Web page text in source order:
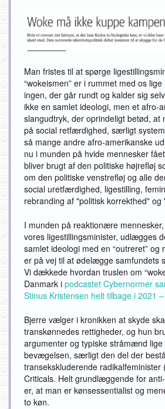
Man fristes til at spørge
“wokeismen” er i rummet med os
ingen, der går rundt og kalder sig
ikke en samlet ideologi, men et afro-
slangudtryk, der oprindeligt betød,
på social retfærdighed, særligt
så mange andre afro-amerikanske
nu i munden på hvide mennesker
bliver brugt af den politiske højrefløj
om den politiske venstrefløj og alle
social uretfærdighed, ligestilling,
rebranding af "politisk korrekthed"
I munden på reaktionære
vores ligestillingsminister, udlægges
samlet ideologi med en “outreret” og
er på vej til at ødelægge samfundets
Vi dækkede hvordan truslen om
Danmark i podcastet Cybernormer
Stinus Kristensen helt tilbage i 2021
Bjerre vælger i kronikken at skyde
transkønnedes rettigheder, og hun
argumenter og typiske stråmænd
bevægelsen, særligt den del der
transekskluderende radikalfeminister
Criticals. Helt grundlæggende for
er, at man er kønsessentialist og
to køn.